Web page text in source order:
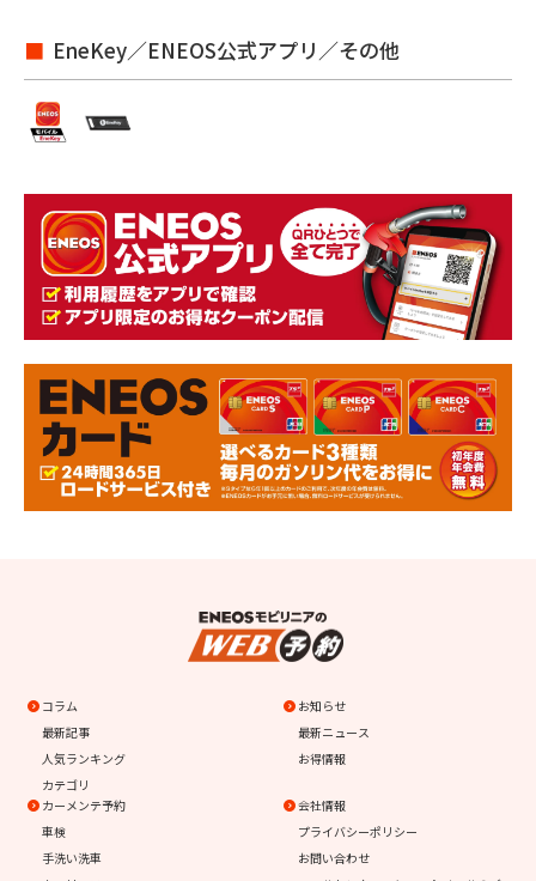
EneKey／ENEOS公式アプリ／その他
コラム
最新記事
人気ランキング
カテゴリ
お知らせ
最新ニュース
お得情報
カーメンテ予約
車検
手洗い洗車
会社情報
プライバシーポリシー
お問い合わせ